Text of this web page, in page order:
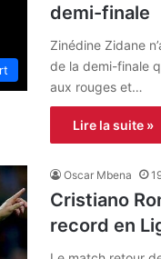
demi-finale
Zinédine Zidane
de la demi-finale
aux rouges et…
Lire la suite »
Oscar Mbena
Cristiano
record en